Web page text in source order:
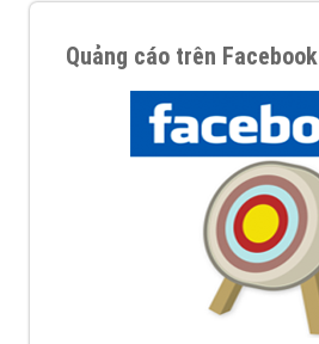
Quảng cáo trên Facebook